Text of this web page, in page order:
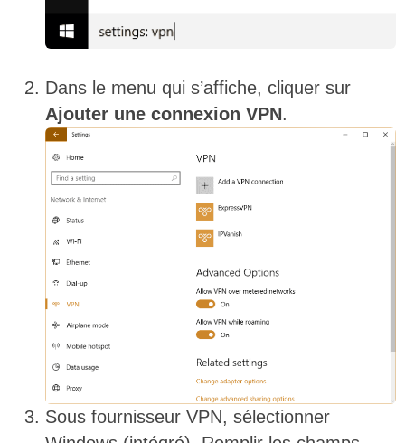
Dans le menu qui s’affiche, cliquer sur
Ajouter une connexion VPN.
Sous fournisseur VPN, sélectionner